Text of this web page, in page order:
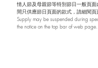
情人節及母親節等特別節日一般頁
間只供應節日頁面的款式，請細閱頁
Supply may be suspended during
the notice on the top bar of web page.